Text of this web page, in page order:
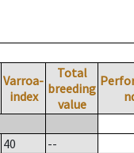
Varroa-
index
Total
breeding
value
40
--